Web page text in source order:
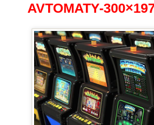
AVTOMATY-